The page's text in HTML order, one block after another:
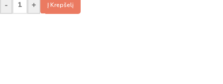
-
+ Į Krepšelį